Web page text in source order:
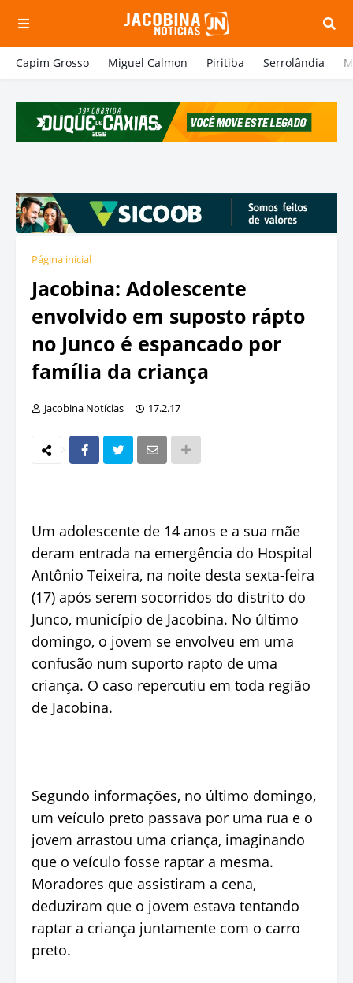
Capim Grosso Miguel Calmon Piritiba Serrolândia
Página inicial
Jacobina: Adolescente
envolvido em suposto rápto
no Junco é espancado por
família da criança
Jacobina Notícias 17.2.17
Um adolescente de 14 anos e a sua mãe
deram entrada na emergência do Hospital
Antônio Teixeira, na noite desta sexta-feira
(17) após serem socorridos do distrito do
Junco, município de Jacobina. No último
domingo, o jovem se envolveu em uma
confusão num suporto rapto de uma
criança. O caso repercutiu em toda região
de Jacobina.
Segundo informações, no último domingo,
um veículo preto passava por uma rua e o
jovem arrastou uma criança, imaginando
que o veículo fosse raptar a mesma.
Moradores que assistiram a cena,
deduziram que o jovem estava tentando
raptar a criança juntamente com o carro
preto.